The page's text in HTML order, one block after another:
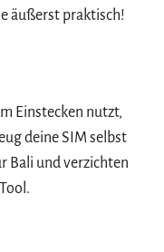
äußerst praktisch!
Einstecken nutzt,
deine SIM selbst
Bali und verzichten